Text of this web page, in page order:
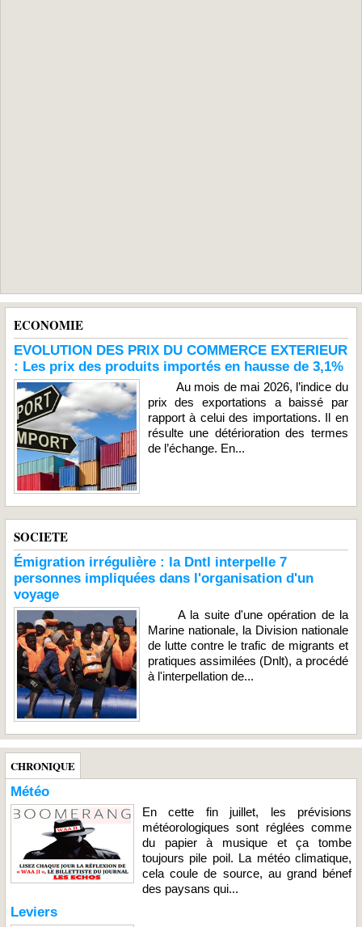
ECONOMIE
EVOLUTION DES PRIX DU COMMERCE EXTERIEUR
: Les prix des produits importés en hausse de 3,1%
Au mois de mai 2026, l’indice du
prix des exportations a baissé par
rapport à celui des importations. Il en
résulte une détérioration des termes
de l’échange. En...
SOCIETE
Émigration irrégulière : la Dntl interpelle 7
personnes impliquées dans l'organisation d'un
voyage
A la suite d'une opération de la
Marine nationale, la Division nationale
de lutte contre le trafic de migrants et
pratiques assimilées (Dnlt), a procédé
à l'interpellation de...
CHRONIQUE
Météo
En cette fin juillet, les prévisions
météorologiques sont réglées comme
du papier à musique et ça tombe
toujours pile poil. La météo climatique,
cela coule de source, au grand bénef
des paysans qui...
Leviers